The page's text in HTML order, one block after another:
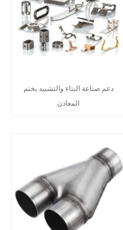
دعم صناعة البناء والتشييد بختم
المعادن